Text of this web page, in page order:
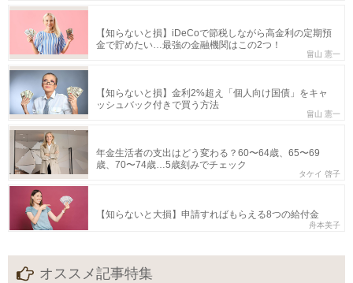
【知らないと損】iDeCoで節税しながら高金利の定期預
金で貯めたい…最強の金融機関はこの2つ！
畠山 憲一
【知らないと損】金利2%超え「個人向け国債」をキャ
ッシュバック付きで買う方法
畠山 憲一
年金生活者の支出はどう変わる？60〜64歳、65〜69
歳、70〜74歳…5歳刻みでチェック
タケイ 啓子
【知らないと大損】申請すればもらえる8つの給付金
舟本美子
オススメ記事特集